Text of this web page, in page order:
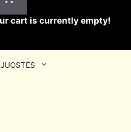
cart is currently empty!